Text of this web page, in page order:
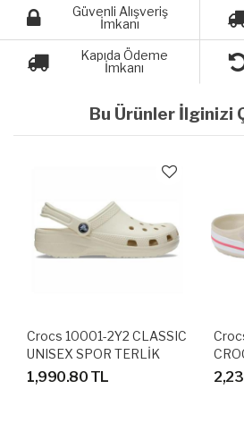
Güvenli Alışveriş
İmkanı
Kapıda Ödeme
İmkanı
Bu Ürünler İlginizi
Crocs 10001-2Y2 CLASSIC
UNISEX SPOR TERLİK
SANDALET
1,990.80 TL